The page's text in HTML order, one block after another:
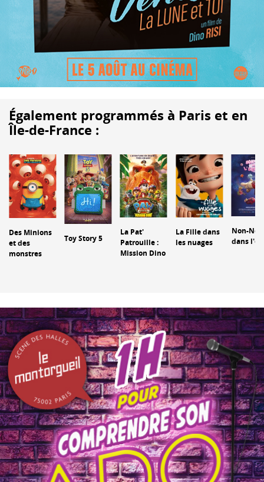
Également programmés à Paris et en
Île-de-France :
Des Minions
et des
monstres
Toy Story 5
La Pat'
Patrouille :
Mission Dino
La Fille dans
les nuages
Non-Non
dans